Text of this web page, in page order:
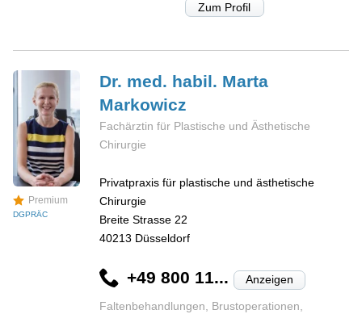
Zum Profil
Premium
DGPRÄC
Dr. med. habil. Marta
Markowicz
Fachärztin für Plastische und Ästhetische
Chirurgie
Privatpraxis für plastische und ästhetische
Chirurgie
Breite Strasse 22
40213 Düsseldorf
+49 800 11... Anzeigen
Faltenbehandlungen, Brustoperationen,